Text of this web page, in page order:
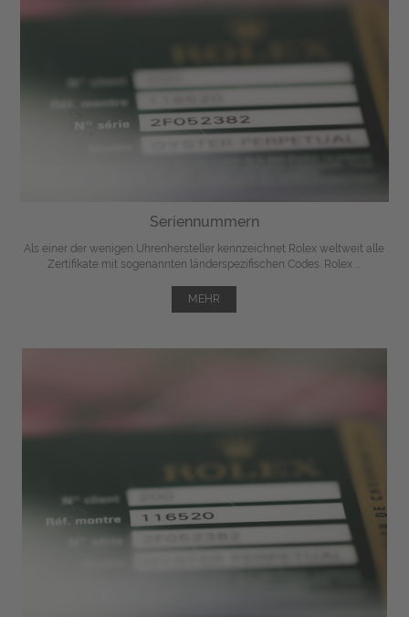
Seriennummern
Als einer der wenigen Uhrenhersteller kennzeichnet Rolex weltweit alle
Zertifikate mit sogenannten länderspezifischen Codes. Rolex ...
MEHR